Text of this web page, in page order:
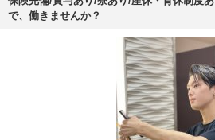
で、働きませんか？